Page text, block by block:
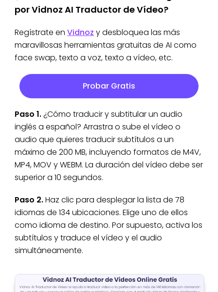
por Vidnoz AI Traductor de Vídeo?
Regístrate en Vidnoz y desbloquea las más
maravillosas herramientas gratuitas de AI como
face swap, texto a voz, texto a vídeo, etc.
Probar Gratis
Paso 1.¿Cómo traducir y subtitular un audio
inglés a español? Arrastra o sube el vídeo o
audio que quieres traducir subtítulos a un
máximo de 200 MB, incluyendo formatos de M4V,
MP4, MOV y WEBM. La duración del vídeo debe ser
superior a 10 segundos.
Paso 2.Haz clic para desplegar la lista de 78
idiomas de 134 ubicaciones. Elige uno de ellos
como idioma de destino. Por supuesto, activa los
subtítulos y traduce el vídeo y el audio
simultáneamente.